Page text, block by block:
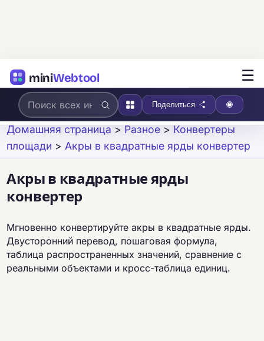
miniWebtool ☰
Поделиться
Домашняя страница > Разное > Конвертеры
площади > Акры в квадратные ярды конвертер
Акры в квадратные ярды
конвертер
Мгновенно конвертируйте акры в квадратные ярды.
Двусторонний перевод, пошаговая формула,
таблица распространенных значений, сравнение с
реальными объектами и кросс-таблица единиц.